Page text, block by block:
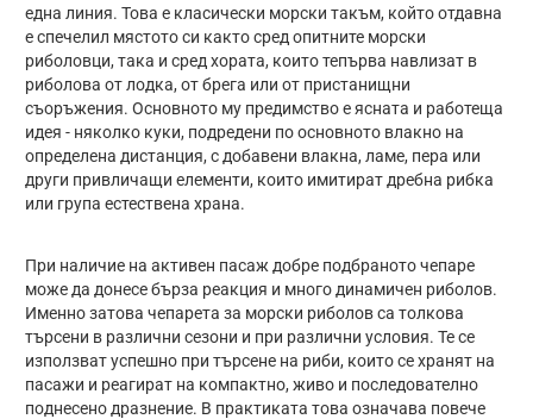
една линия. Това е класически морски такъм, който отдавна
е спечелил мястото си както сред опитните морски
риболовци, така и сред хората, които тепърва навлизат в
риболова от лодка, от брега или от пристанищни
съоръжения. Основното му предимство е ясната и работеща
идея - няколко куки, подредени по основното влакно на
определена дистанция, с добавени влакна, ламе, пера или
други привличащи елементи, които имитират дребна рибка
или група естествена храна.
При наличие на активен пасаж добре подбраното чепаре
може да донесе бърза реакция и много динамичен риболов.
Именно затова чепарета за морски риболов са толкова
търсени в различни сезони и при различни условия. Те се
използват успешно при търсене на риби, които се хранят на
пасажи и реагират на компактно, живо и последователно
поднесено дразнение. В практиката това означава повече